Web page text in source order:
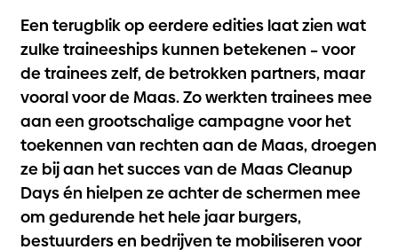
Een terugblik op eerdere edities laat zien wat
zulke traineeships kunnen betekenen – voor
de trainees zelf, de betrokken partners, maar
vooral voor de Maas. Zo werkten trainees mee
aan een grootschalige campagne voor het
toekennen van rechten aan de Maas, droegen
ze bij aan het succes van de Maas Cleanup
Days én hielpen ze achter de schermen mee
om gedurende het hele jaar burgers,
bestuurders en bedrijven te mobiliseren voor